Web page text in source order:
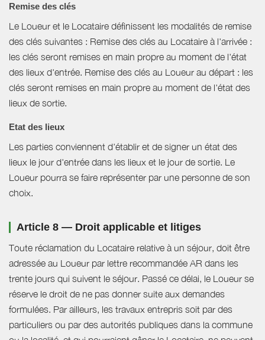
Remise des clés
Le Loueur et le Locataire définissent les modalités de remise
des clés suivantes : Remise des clés au Locataire à l'arrivée :
les clés seront remises en main propre au moment de l'état
des lieux d'entrée. Remise des clés au Loueur au départ : les
clés seront remises en main propre au moment de l'état des
lieux de sortie.
Etat des lieux
Les parties conviennent d'établir et de signer un état des
lieux le jour d'entrée dans les lieux et le jour de sortie. Le
Loueur pourra se faire représenter par une personne de son
choix.
Article 8 — Droit applicable et litiges
Toute réclamation du Locataire relative à un séjour, doit être
adressée au Loueur par lettre recommandée AR dans les
trente jours qui suivent le séjour. Passé ce délai, le Loueur se
réserve le droit de ne pas donner suite aux demandes
formulées. Par ailleurs, les travaux entrepris soit par des
particuliers ou par des autorités publiques dans la commune